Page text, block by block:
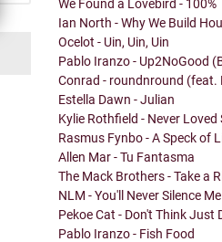
We Found a Lovebird - 100%
Ian North - Why We Build
Ocelot - Uin, Uin, Uin
Pablo Iranzo - Up2NoGood
Conrad - roundnround (feat.
Estella Dawn - Julian
Kylie Rothfield - Never Loved
Rasmus Fynbo - A Speck of
Allen Mar - Tu Fantasma
The Mack Brothers - Take a
NLM - You'll Never Silence Me
Pekoe Cat - Don't Think Just
Pablo Iranzo - Fish Food